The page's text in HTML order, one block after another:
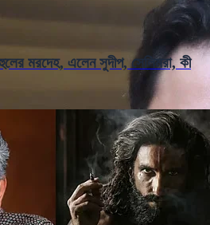
মরদেহ, এলেন সুদীপ, সেলিমরা, কী